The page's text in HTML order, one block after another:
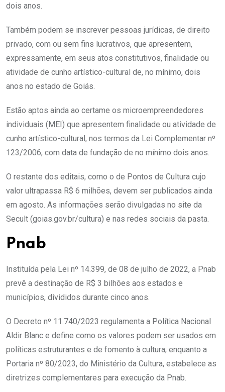
dois anos.
Também podem se inscrever pessoas jurídicas, de direito
privado, com ou sem fins lucrativos, que apresentem,
expressamente, em seus atos constitutivos, finalidade ou
atividade de cunho artístico-cultural de, no mínimo, dois
anos no estado de Goiás.
Estão aptos ainda ao certame os microempreendedores
individuais (MEI) que apresentem finalidade ou atividade de
cunho artístico-cultural, nos termos da Lei Complementar nº
123/2006, com data de fundação de no mínimo dois anos.
O restante dos editais, como o de Pontos de Cultura cujo
valor ultrapassa R$ 6 milhões, devem ser publicados ainda
em agosto. As informações serão divulgadas no site da
Secult (goias.gov.br/cultura) e nas redes sociais da pasta.
Pnab
Instituída pela Lei nº 14.399, de 08 de julho de 2022, a Pnab
prevê a destinação de R$ 3 bilhões aos estados e
municípios, divididos durante cinco anos.
O Decreto nº 11.740/2023 regulamenta a Política Nacional
Aldir Blanc e define como os valores podem ser usados em
políticas estruturantes e de fomento à cultura; enquanto a
Portaria nº 80/2023, do Ministério da Cultura, estabelece as
diretrizes complementares para execução da Pnab.